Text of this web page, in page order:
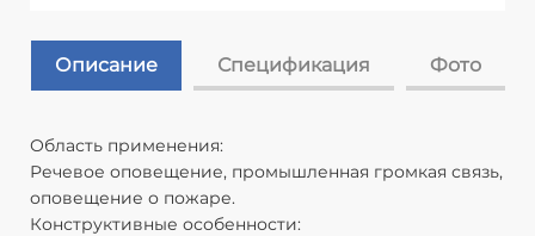
Описание Спецификация Фото
Область применения:
Речевое оповещение, промышленная громкая связь,
оповещение о пожаре.
Конструктивные особенности: